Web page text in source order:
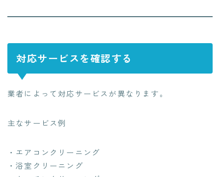
対応サービスを確認する
業者によって対応サービスが異なります。
主なサービス例
・エアコンクリーニング
・浴室クリーニング